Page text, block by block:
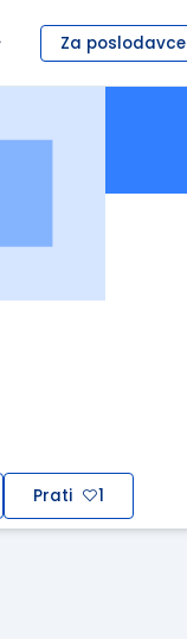
Za poslodavce
Prati 1